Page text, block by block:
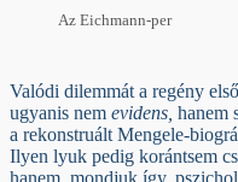
Az Eichmann-per
Valódi dilemmát a regény
ugyanis nem evidens, hanem
a rekonstruált Mengele-
Ilyen lyuk pedig korántsem